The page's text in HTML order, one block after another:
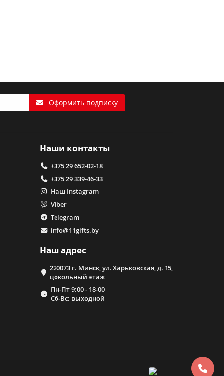
Оформить подписку
Наши контакты
+375 29 652-02-18
+375 29 339-46-33
Наш Instagram
Viber
Telegram
info@11gifts.by
Наш адрес
220073 г. Минск, ул. Харьковская, д. 15,
цокольный этаж
Пн-Пт 9:00 - 18-00
Сб-Вс: выходной